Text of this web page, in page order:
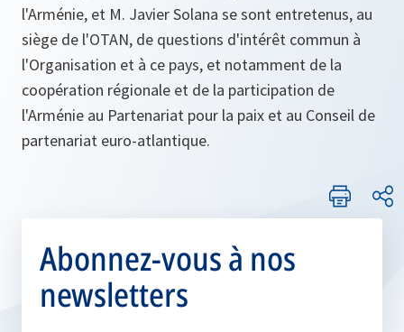
l'Arménie, et M. Javier Solana se sont entretenus, au
siège de l'OTAN, de questions d'intérêt commun à
l'Organisation et à ce pays, et notamment de la
coopération régionale et de la participation de
l'Arménie au Partenariat pour la paix et au Conseil de
partenariat euro-atlantique.
Abonnez-vous à nos
newsletters